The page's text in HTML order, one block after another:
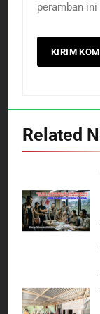
peramban
Related